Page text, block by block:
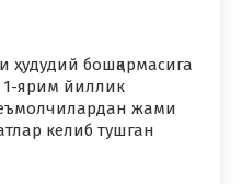
ҳудудий бошқармасига
1-ярим йиллик
жами
келиб тушган